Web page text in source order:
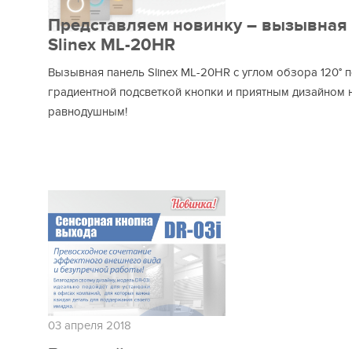
Представляем новинку – вызывная
Slinex ML-20HR
Вызывная панель Slinex ML-20HR с углом обзора 120°
градиентной подсветкой кнопки и приятным дизайном
равнодушным!
03 апреля 2018